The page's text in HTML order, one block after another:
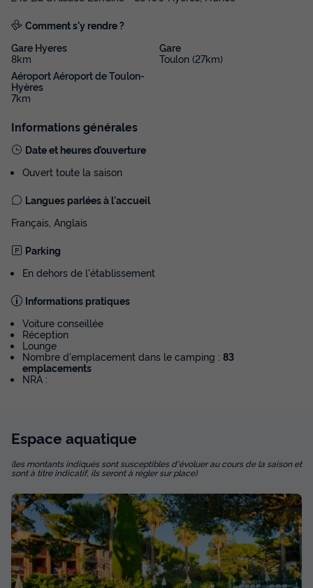
Comment s'y rendre ?
Gare Hyeres
8km
Gare
Toulon (27km)
Aéroport Aéroport de Toulon-
Hyères
7km
Informations générales
Date et heures d’ouverture
Ouvert toute la saison
Langues parlées à l'accueil
Français, Anglais
Parking
En dehors de l'établissement
Informations pratiques
Voiture conseillée
Réception
Lounge
Nombre d'emplacement dans le camping : 83
emplacements
NRA :
Espace aquatique
(les montants indiqués sont susceptibles d'évoluer au cours de la saison et
sont à titre indicatif, ils seront à régler sur place)